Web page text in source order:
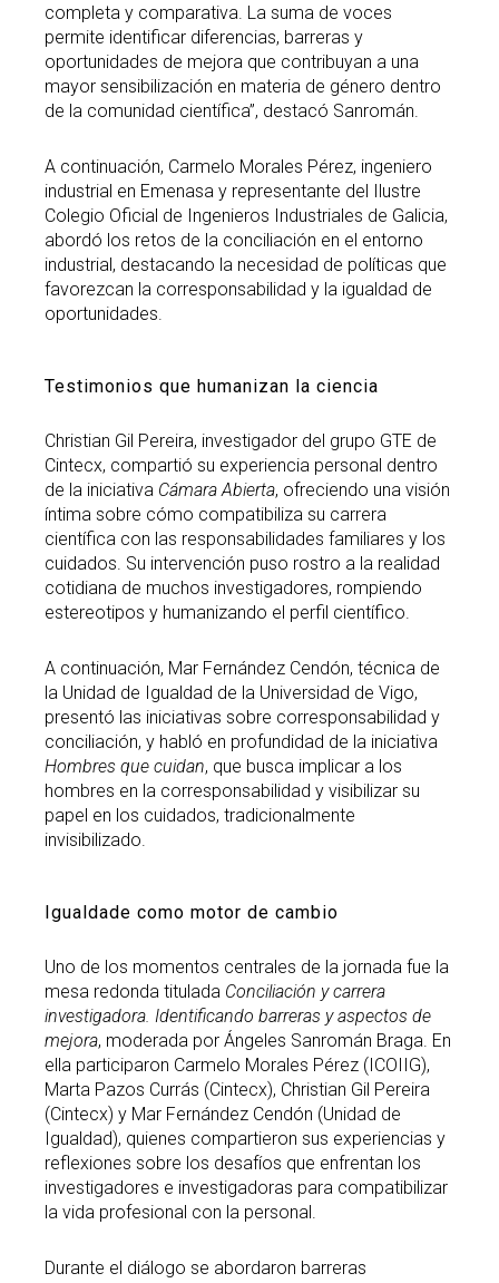
completa y comparativa. La suma de voces
permite identificar diferencias, barreras y
oportunidades de mejora que contribuyan a una
mayor sensibilización en materia de género dentro
de la comunidad científica”, destacó Sanromán.
A continuación, Carmelo Morales Pérez, ingeniero
industrial en Emenasa y representante del Ilustre
Colegio Oficial de Ingenieros Industriales de Galicia,
abordó los retos de la conciliación en el entorno
industrial, destacando la necesidad de políticas que
favorezcan la corresponsabilidad y la igualdad de
oportunidades.
Testimonios que humanizan la ciencia
Christian Gil Pereira, investigador del grupo GTE de
Cintecx, compartió su experiencia personal dentro
de la iniciativa Cámara Abierta, ofreciendo una visión
íntima sobre cómo compatibiliza su carrera
científica con las responsabilidades familiares y los
cuidados. Su intervención puso rostro a la realidad
cotidiana de muchos investigadores, rompiendo
estereotipos y humanizando el perfil científico.
A continuación, Mar Fernández Cendón, técnica de
la Unidad de Igualdad de la Universidad de Vigo,
presentó las iniciativas sobre corresponsabilidad y
conciliación, y habló en profundidad de la iniciativa
Hombres que cuidan, que busca implicar a los
hombres en la corresponsabilidad y visibilizar su
papel en los cuidados, tradicionalmente
invisibilizado.
Igualdade como motor de cambio
Uno de los momentos centrales de la jornada fue la
mesa redonda titulada Conciliación y carrera
investigadora. Identificando barreras y aspectos de
mejora, moderada por Ángeles Sanromán Braga. En
ella participaron Carmelo Morales Pérez (ICOIIG),
Marta Pazos Currás (Cintecx), Christian Gil Pereira
(Cintecx) y Mar Fernández Cendón (Unidad de
Igualdad), quienes compartieron sus experiencias y
reflexiones sobre los desafíos que enfrentan los
investigadores e investigadoras para compatibilizar
la vida profesional con la personal.
Durante el diálogo se abordaron barreras